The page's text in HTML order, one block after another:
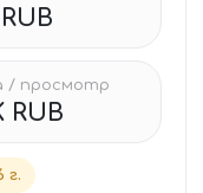
/ просмотр
RUB
г.